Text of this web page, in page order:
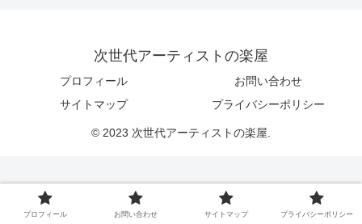
次世代アーティストの楽屋
プロフィール
お問い合わせ
サイトマップ
プライバシーポリシー
© 2023 次世代アーティストの楽屋.
プロフィール お問い合わせ サイトマップ プライバシーポリシー